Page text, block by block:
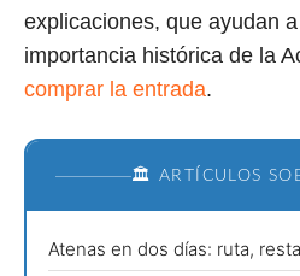
explicaciones, que ayudan
importancia histórica de la
comprar la entrada.
🏛️ ARTÍCULOS
Atenas en dos días: ruta,